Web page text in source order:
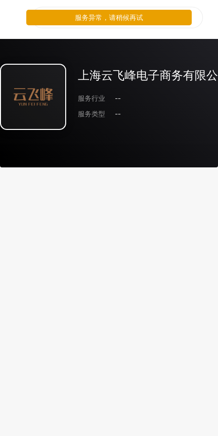
上海云飞峰电子商务有限
服务行业
--
服务类型
--
服务异常，请稍候再试